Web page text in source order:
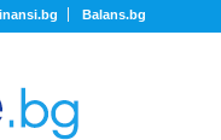
Balans.bg